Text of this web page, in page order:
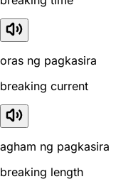
oras ng pagkasira
breaking current
agham ng pagkasira
breaking length